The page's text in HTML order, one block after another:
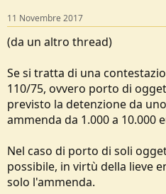
s
:
11 Novembre 2017
(da un altro thread)
Se si tratta di una
110/75, ovvero porto di
previsto la detenzione da
ammenda da 1.000 a 10.000
Nel caso di porto di soli
possibile, in virtù della lieve
solo l'ammenda.